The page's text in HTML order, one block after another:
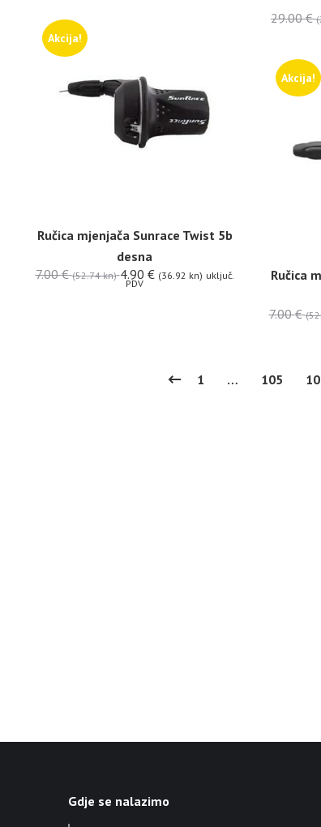
29.00€
Akcija!
Ručica mjenjača Sunrace Twist 5b
desna
7.00€ (52.74 kn) 4.90 € (36.92 kn) uključ.
PDV
Akcija!
Ručica
7.00€
1 … 105
Gdje se nalazimo